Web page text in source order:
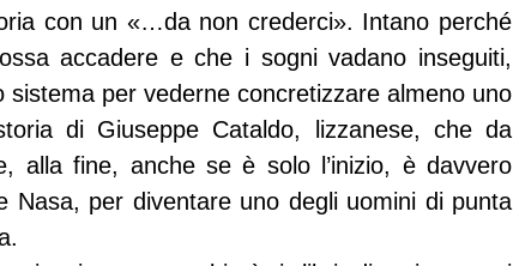
con un «…da non crederci». Intano perché
accadere e che i sogni vadano inseguiti,
sistema per vederne concretizzare almeno uno
di Giuseppe Cataldo, lizzanese, che da
alla fine, anche se è solo l’inizio, è davvero
Nasa, per diventare uno degli uomini di punta